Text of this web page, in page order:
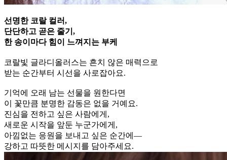
선명한 코랄 컬러,
단단하고 곧은 줄기,
한 송이마다 힘이 느껴지는 부케
코랄빛 글라디올러스는 흔치 않은 매력으로
받는 순간부터 시선을 사로잡아요.
기억에 오래 남는 선물을 원한다면
이 꽃만큼 분명한 감동은 없을 거예요.
진심을 전하고 싶은 사람에게,
새로운 시작을 앞둔 누군가에게,
아낌없는 응원을 보내고 싶은 순간에—
강하고 따뜻한 메시지를 담아주세요.